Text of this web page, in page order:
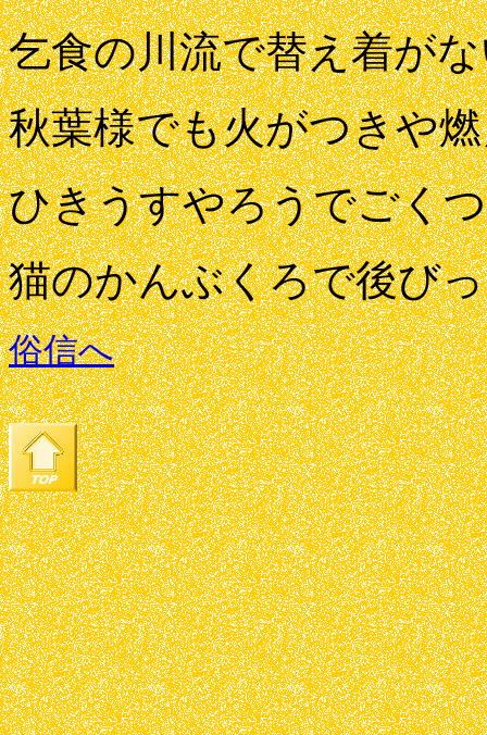
乞食の川流で替え着が
秋葉様でも火がつきや
ひきうすやろうでごく
猫のかんぶくろで後び
俗信へ